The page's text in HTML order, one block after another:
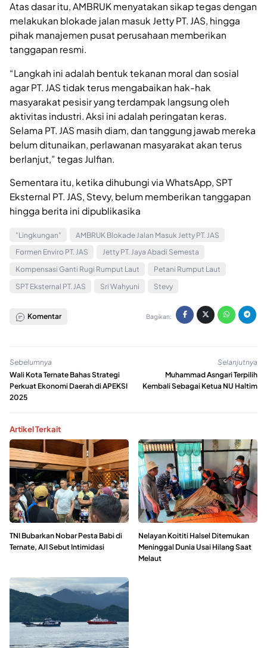
Atas dasar itu, AMBRUK menyatakan sikap tegas dengan
melakukan blokade jalan masuk Jetty PT. JAS, hingga
pihak manajemen pusat perusahaan memberikan
tanggapan resmi.
“Langkah ini adalah bentuk tekanan moral dan sosial
agar PT. JAS tidak terus mengabaikan hak-hak
masyarakat pesisir yang terdampak langsung oleh
aktivitas industri. Aksi ini adalah peringatan keras.
Selama PT. JAS masih diam, dan tanggung jawab mereka
belum ditunaikan, perlawanan masyarakat akan terus
berlanjut,” tegas Julfian.
Sementara itu, ketika dihubungi via WhatsApp, SPT
Eksternal PT. JAS, Stevy, belum memberikan tanggapan
hingga berita ini dipublikasika
"Lingkungan"
AMBRUK Blokade Jalan Masuk Jetty PT. JAS
Formen Enviro PT. JAS
Jetty PT. Jaya Abadi Semesta
Kompensasi Ganti Rugi Rumput Laut
Petani Rumput Laut
SPT Eksternal PT. JAS
Sri Wahyuni Stevy
Komentar Bagikan:
Sebelumnya
Wali Kota Ternate Bahas Strategi
Perkuat Ekonomi Daerah di APEKSI
2025
Selanjutnya
Muhammad Asngari Terpilih
Kembali Sebagai Ketua NU Haltim
Artikel Terkait
TNI Bubarkan Nobar Pesta Babi di
Ternate, AJI Sebut Intimidasi
Nelayan Koititi Halsel Ditemukan
Meninggal Dunia Usai Hilang Saat
Melaut